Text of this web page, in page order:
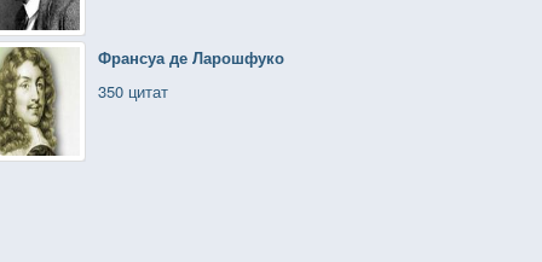
Франсуа де Ларошфуко
350 цитат